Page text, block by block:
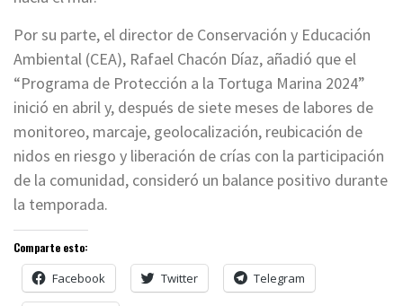
Por su parte, el director de Conservación y Educación
Ambiental (CEA), Rafael Chacón Díaz, añadió que el
“Programa de Protección a la Tortuga Marina 2024”
inició en abril y, después de siete meses de labores de
monitoreo, marcaje, geolocalización, reubicación de
nidos en riesgo y liberación de crías con la participación
de la comunidad, consideró un balance positivo durante
la temporada.
Comparte esto:
Facebook Twitter Telegram